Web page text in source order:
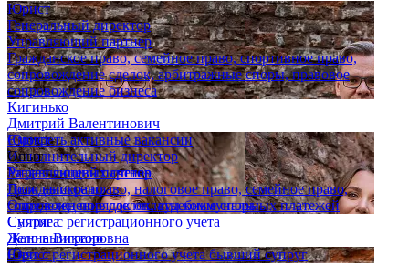
Юрист
Генеральный директор
Управляющий партнер
Гражданское право, семейное право, спортивное право,
сопровождение сделок, арбитражные споры, правовое
сопровождение бизнеса
Кигинько
Дмитрий Валентинович
Юрист
Исполнительный директор
Управляющий партнер
Гражданское право, налоговое право, семейное право,
сопровождение сделок, судебные споры
Супряга
Жанна Викторовна
Юрист
Смотреть активные вакансии
Опыт
Раздел лицевых счетов
Дело выиграно
Определен порядок оплаты коммунальных платежей
Снятие с регистрационного учета
Дело выиграно
Снят с регистрационного учета бывший супруг